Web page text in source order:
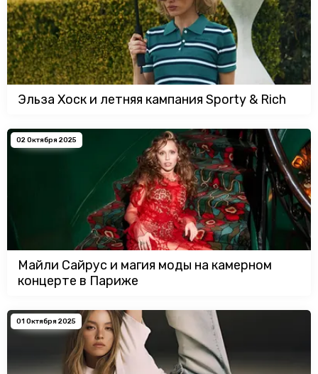
Эльза Хоск и летняя кампания Sporty & Rich
02 Октября 2025
Майли Сайрус и магия моды на камерном
концерте в Париже
01 Октября 2025